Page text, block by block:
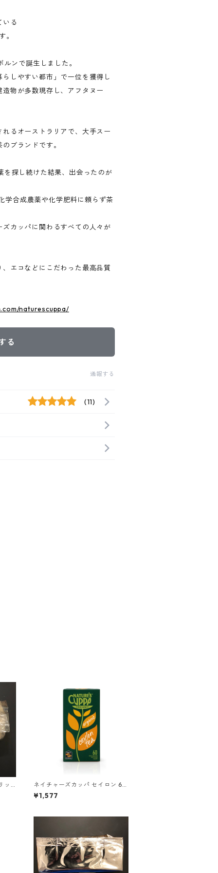
いる
。
ンで誕生しました。
しやすい都市」で一位を獲得し
物が多数現存し、アフタヌー
るオーストラリアで、大手スー
ブランドです。
を探し続けた結果、出会ったのが
学合成農薬や化学肥料に頼らず茶
カッパに関わるすべての人々が
エコなどにこだわった最高品質
naturescuppa/
る
通報する
(11)
ッ
ィ
ネイチャーズカッパ セイロン 60
ティーバッグ
¥1,577